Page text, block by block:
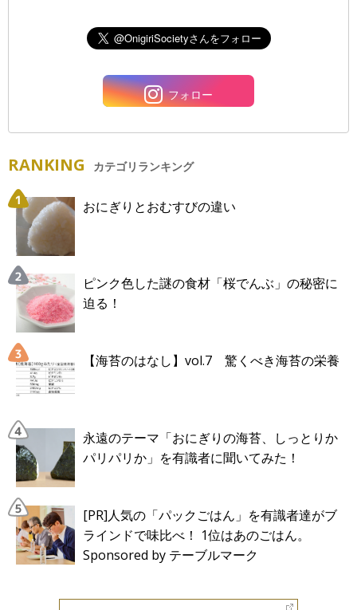
フォロー
RANKING カテゴリランキング
おにぎりとおむすびの違い
ピンク色した謎の食材「桜でんぶ」の秘密に
迫る！
【海苔のはなし】vol.7 驚くべき海苔の栄養
永遠のテーマ「おにぎりの海苔、しっとりか
パリパリか」を有識者に聞いてみた！
[PR]人気の「パックごはん」を有識者達がブ
ラインドで味比べ！ 1位はあのごはん。
Sponsored by テーブルマーク